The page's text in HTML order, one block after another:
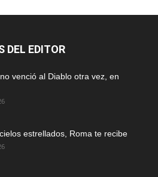
DEL EDITOR
venció al Diablo otra vez, en
estrellados, Roma te recibe